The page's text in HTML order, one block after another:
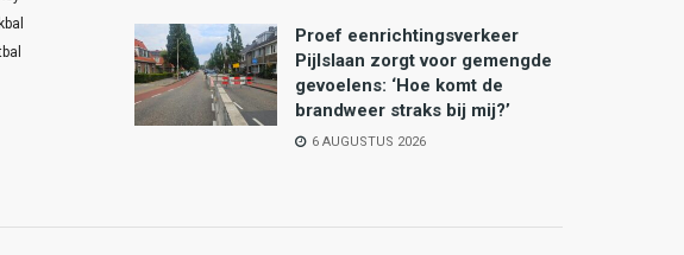
Proef eenrichtingsverkeer
Pijlslaan zorgt voor gemengde
gevoelens: ‘Hoe komt de
brandweer straks bij mij?’
6 AUGUSTUS 2026